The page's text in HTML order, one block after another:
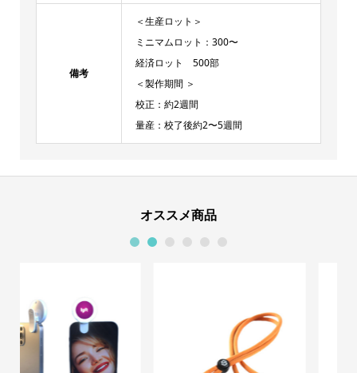
備考
＜生産ロット＞
ミニマムロット：300〜
経済ロット 500部
＜製作期間 ＞
校正：約2週間
量産：校了後約2〜5週間
オススメ商品
1 2 3 4 5 6